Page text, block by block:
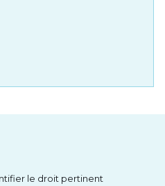
le droit pertinent